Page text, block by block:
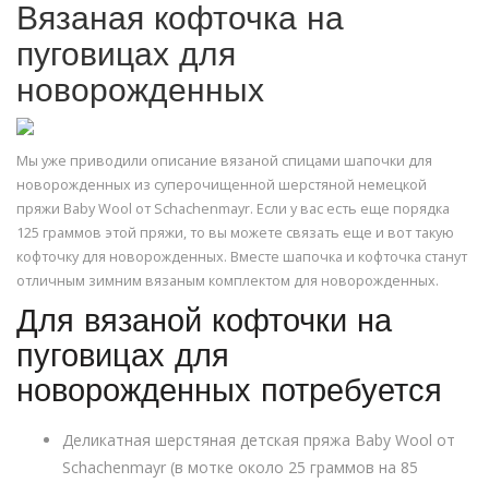
Вязаная кофточка на
пуговицах для
новорожденных
Мы уже приводили описание вязаной спицами шапочки для
новорожденных из суперочищенной шерстяной немецкой
пряжи Baby Wool от Schachenmayr. Если у вас есть еще порядка
125 граммов этой пряжи, то вы можете связать еще и вот такую
кофточку для новорожденных. Вместе шапочка и кофточка станут
отличным зимним вязаным комплектом для новорожденных.
Для вязаной кофточки на
пуговицах для
новорожденных потребуется
Деликатная шерстяная детская пряжа Baby Wool от
Schachenmayr (в мотке около 25 граммов на 85